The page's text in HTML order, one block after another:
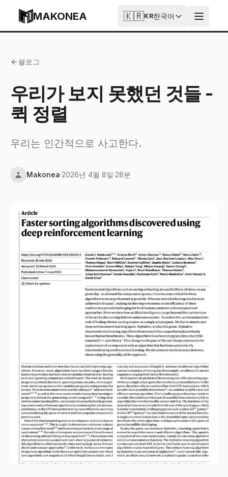
MAKONEA 🇰🇷KR한국어
우리가 보지 못했던 것들 - 퀵 정렬
블로그
우리가 보지 못했던 것들 -
퀵 정렬
우리는 인간적으로 사고한다.
Makonea·2026년 4월 8일
Updated2026년 4월 10일
·28분